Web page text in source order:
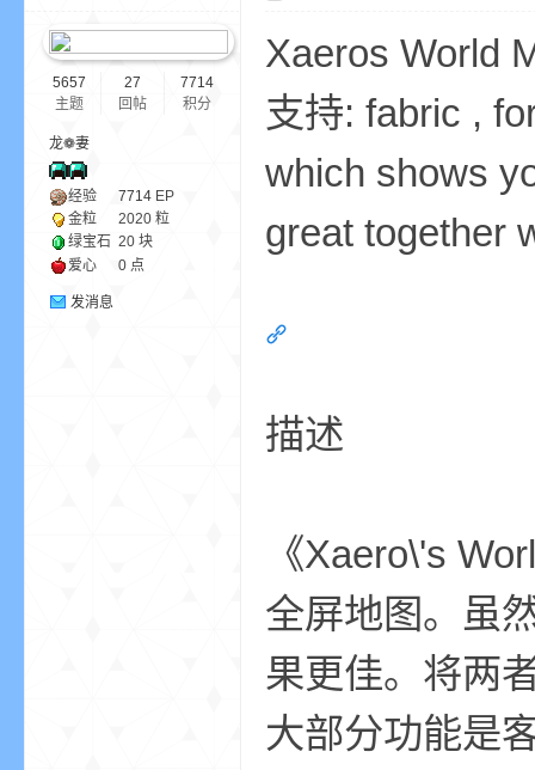
5657
主题
27
回帖
7714
积分
龙❁妻
经验 7714 EP
金粒
2020 粒
绿宝石 20 块
爱心
0 点
发消息
Xaeros World
支持: fabric ,
which shows
great together
描述
《Xaero\'s
全屏地图。虽
果更佳。将两
大部分功能是